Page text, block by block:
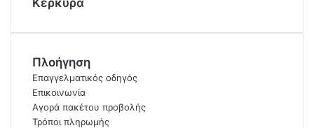
Πλοήγηση
Επαγγελματικός οδηγός
Επικοινωνία
Αγορά πακέτου προβολής
Τρόποι πληρωμής